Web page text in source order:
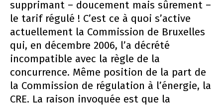
supprimant – doucement mais sûrement –
le tarif régulé ! C’est ce à quoi s’active
actuellement la Commission de Bruxelles
qui, en décembre 2006, l’a décrété
incompatible avec la règle de la
concurrence. Même position de la part de
la Commission de régulation à l’énergie, la
CRE. La raison invoquée est que la